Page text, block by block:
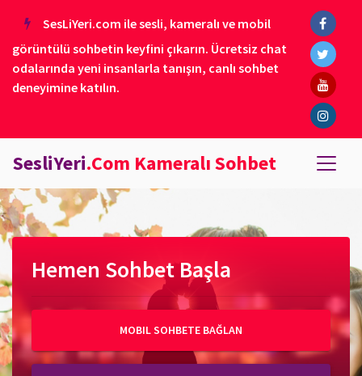
SesLiYeri.com ile sesli, kameralı ve mobil
görüntülü sohbetin keyfini çıkarın. Ücretsiz chat
odalarında yeni insanlarla tanışın, canlı sohbet
deneyimine katılın.
SesliYeri.Com Kameralı Sohbet
Hemen Sohbet Başla
MOBIL SOHBETE BAĞLAN